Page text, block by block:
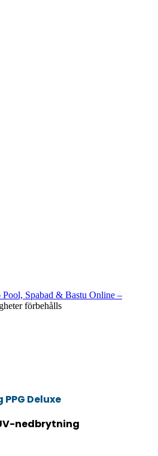
Spabad & Bastu Online –
förbehålls
Deluxe
nedbrytning